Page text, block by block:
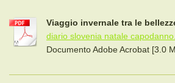
Viaggio invernale tra le
diario slovenia natale
Documento Adobe Acrobat [3.0